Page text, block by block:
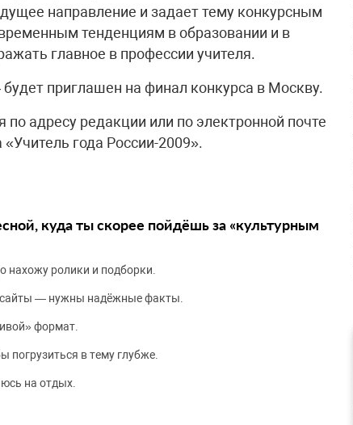
направление и задает тему конкурсным
тенденциям в образовании и в
главное в профессии учителя.
приглашен на финал конкурса в Москву.
адресу редакции или по электронной почте
года России-2009».
куда ты скорее пойдёшь за «культурным
ролики и подборки.
сайты — нужны надёжные факты.
формат.
в тему глубже.
на отдых.